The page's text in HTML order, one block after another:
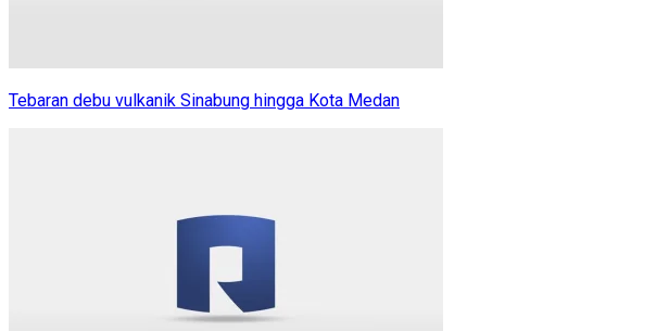
Tebaran debu vulkanik Sinabung hingga Kota Medan